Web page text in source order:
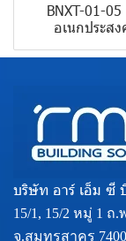
BNXT-01-
อเนกประส
บริษัท อาร์ เอ็ม ซี
15/1, 15/2 หมู่ 1
จ.สมุทรสาคร